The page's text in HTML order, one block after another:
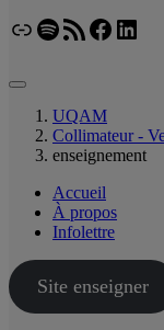
LienSpotify
Flux RSS
UQAM
Collimateur -
enseignement
Accueil
À propos
Infolettre
Site enseigner